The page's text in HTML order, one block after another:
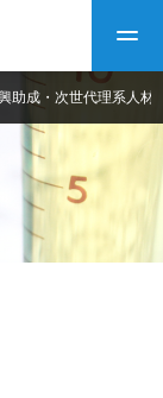
助成・次世代理系人材